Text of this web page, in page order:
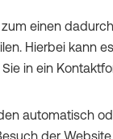
zum einen
Hierbei kann
in ein
automatisch